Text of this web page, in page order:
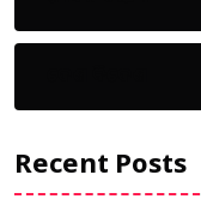
Recent Posts